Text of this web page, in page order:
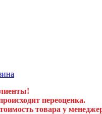
переоценка.
товара у